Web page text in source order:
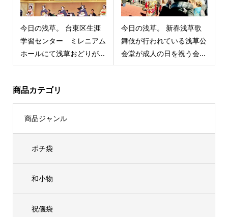
今日の浅草。 台東区生涯
学習センター ミレニアム
ホールにて浅草おどりが...
今日の浅草。 新春浅草歌
舞伎が行われている浅草公
会堂が成人の日を祝う会...
商品カテゴリ
商品ジャンル
ポチ袋
和小物
祝儀袋